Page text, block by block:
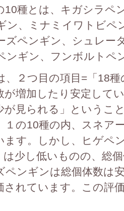
10種とは、キガシラペ
ン、ミナミイワトビペ
ズペンギン、シュレー
ンギン、フンボルトペ
、２つ目の項目=「18
が増加したり安定して
が見られる」というこ
１の10種の内、スネア
ます。しかし、ヒゲペ
は少し低いものの、総
ペンギンは総個体数は
されています。この評